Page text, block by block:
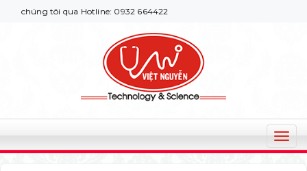
tôi qua Hotline: 0932 664422
T
o